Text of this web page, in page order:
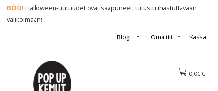
BÖÖ!Halloween-uutuudet ovat saapuneet, tutustu ihastuttavaan
valikoimaan!
Kassa
Oma tili
Blogi
0,00 €